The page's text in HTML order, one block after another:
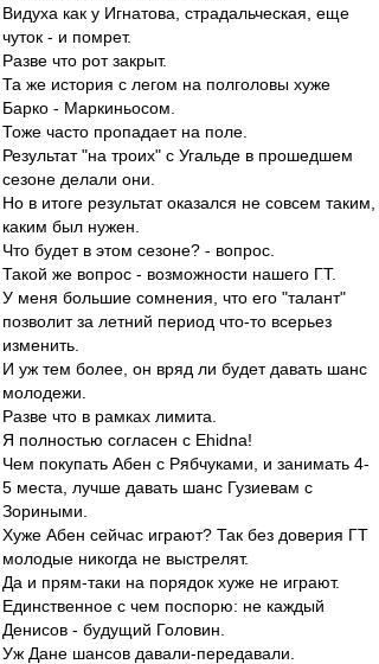
Видуха как у Игнатова, страдальческая, еще
чуток - и помрет.
Разве что рот закрыт.
Та же история с легом на полголовы хуже
Барко - Маркиньосом.
Тоже часто пропадает на поле.
Результат "на троих" с Угальде в прошедшем
сезоне делали они.
Но в итоге результат оказался не совсем таким,
каким был нужен.
Что будет в этом сезоне? - вопрос.
Такой же вопрос - возможности нашего ГТ.
У меня большие сомнения, что его "талант"
позволит за летний период что-то всерьез
изменить.
И уж тем более, он вряд ли будет давать шанс
молодежи.
Разве что в рамках лимита.
Я полностью согласен с Ehidna!
Чем покупать Абен с Рябчуками, и занимать 4-
5 места, лучше давать шанс Гузиевам с
Зориными.
Хуже Абен сейчас играют? Так без доверия ГТ
молодые никогда не выстрелят.
Да и прям-таки на порядок хуже не играют.
Единственное с чем поспорю: не каждый
Денисов - будущий Головин.
Уж Дане шансов давали-передавали.